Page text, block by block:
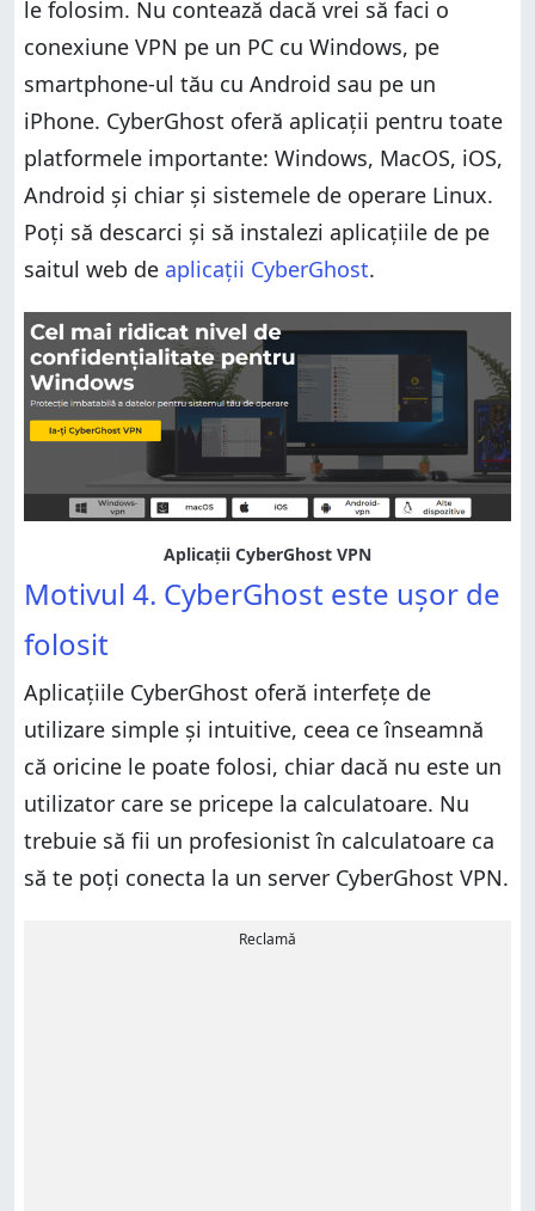
le folosim. Nu contează dacă vrei să faci o
conexiune VPN pe un PC cu Windows, pe
smartphone-ul tău cu Android sau pe un
iPhone. CyberGhost oferă aplicații pentru toate
platformele importante: Windows, MacOS, iOS,
Android și chiar și sistemele de operare Linux.
Poți să descarci și să instalezi aplicațiile de pe
saitul web de aplicații CyberGhost.
Aplicații CyberGhost VPN
Motivul 4. CyberGhost este ușor de
folosit
Aplicațiile CyberGhost oferă interfețe de
utilizare simple și intuitive, ceea ce înseamnă
că oricine le poate folosi, chiar dacă nu este un
utilizator care se pricepe la calculatoare. Nu
trebuie să fii un profesionist în calculatoare ca
să te poți conecta la un server CyberGhost VPN.
Reclamă